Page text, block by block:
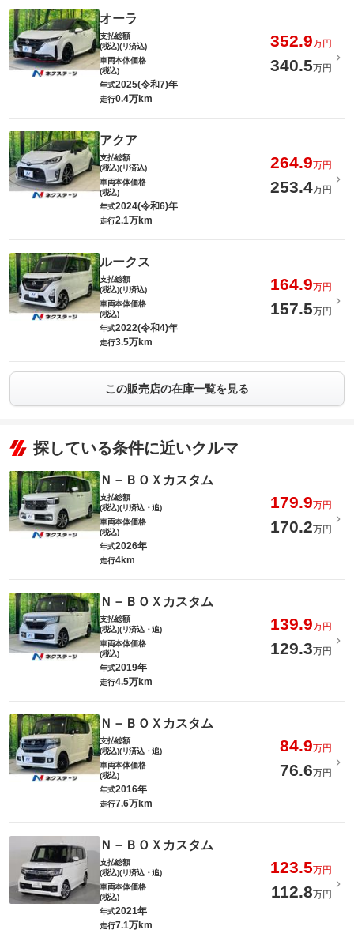
オーラ
支払総額
(税込)(リ済込)
352.9万円
車両本体価格
(税込)
340.5万円
年式2025(令和7)年
走行0.4万km
アクア
支払総額
(税込)(リ済込)
264.9万円
車両本体価格
(税込)
253.4万円
年式2024(令和6)年
走行2.1万km
ルークス
支払総額
(税込)(リ済込)
164.9万円
車両本体価格
(税込)
157.5万円
年式2022(令和4)年
走行3.5万km
この販売店の在庫一覧を見る
探している条件に近いクルマ
Ｎ－ＢＯＸカスタム
支払総額
(税込)(リ済込・追)
179.9万円
車両本体価格
(税込)
170.2万円
年式2026年
走行4km
Ｎ－ＢＯＸカスタム
支払総額
(税込)(リ済込・追)
139.9万円
車両本体価格
(税込)
129.3万円
年式2019年
走行4.5万km
Ｎ－ＢＯＸカスタム
支払総額
(税込)(リ済込・追)
84.9万円
車両本体価格
(税込)
76.6万円
年式2016年
走行7.6万km
Ｎ－ＢＯＸカスタム
支払総額
(税込)(リ済込・追)
123.5万円
車両本体価格
(税込)
112.8万円
年式2021年
走行7.1万km